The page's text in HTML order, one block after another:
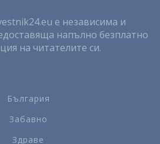
е независима и
напълно безплатно
на читателите си.
България
Забавно
Здраве